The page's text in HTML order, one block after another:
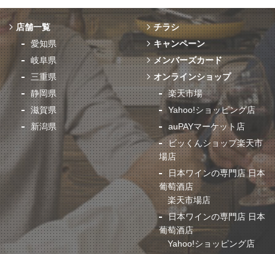
店舗一覧
愛知県
岐阜県
三重県
静岡県
滋賀県
新潟県
チラシ
キャンペーン
メンバーズカード
オンラインショップ
楽天市場
Yahoo!ショッピング店
auPAYマーケット店
ビッくんショップ楽天市
場店
日本ワインの専門店 日本
葡萄酒店
楽天市場店
日本ワインの専門店 日本
葡萄酒店
Yahoo!ショッピング店